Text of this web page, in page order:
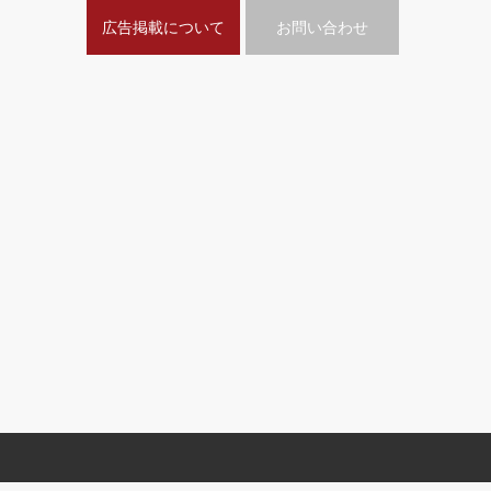
広告掲載について お問い合わせ